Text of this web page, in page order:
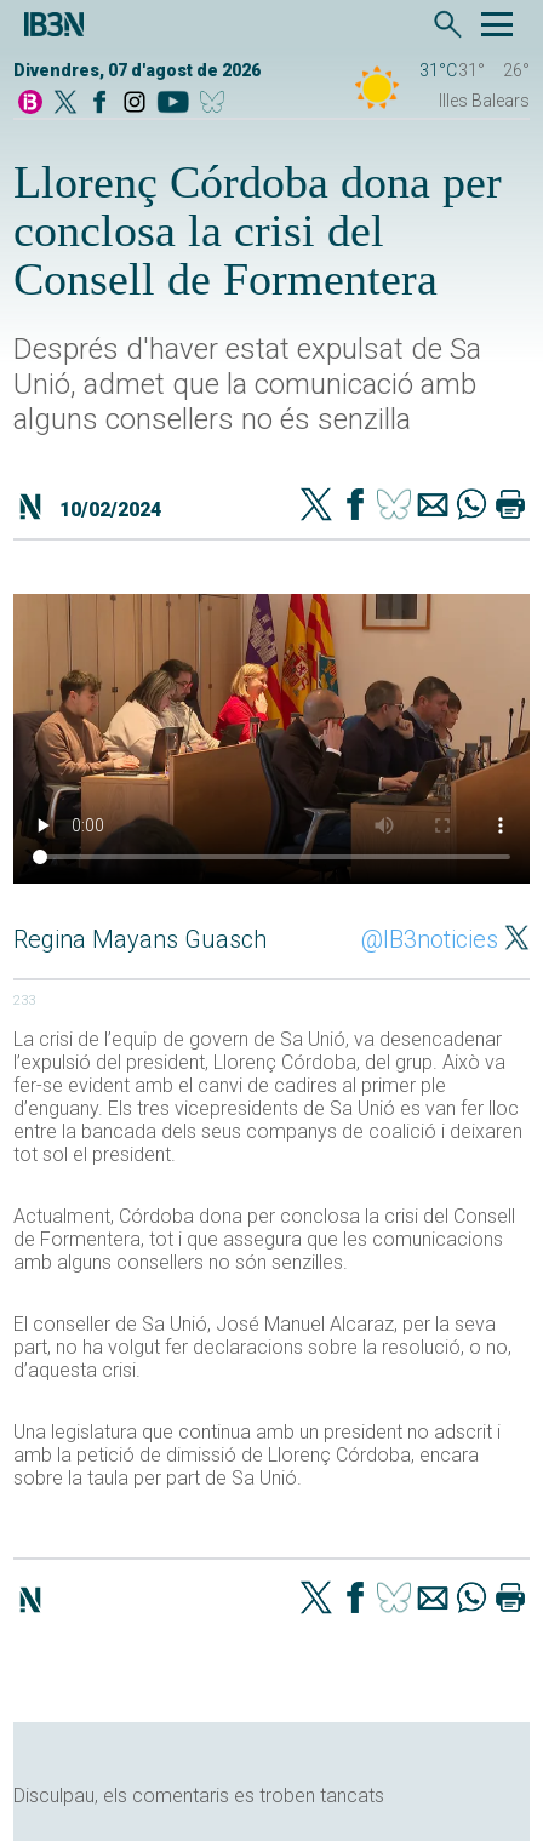
Divendres, 07 d'agost de 2026 31°C31°
26°
Illes Balears
Llorenç Córdoba dona per
conclosa la crisi del
Consell de Formentera
Després d'haver estat expulsat de Sa
Unió, admet que la comunicació amb
alguns consellers no és senzilla
10/02/2024
Regina Mayans Guasch @IB3noticies
233
La crisi de l’equip de govern de Sa Unió, va desencadenar
l’expulsió del president, Llorenç Córdoba, del grup. Això va
fer-se evident amb el canvi de cadires al primer ple
d’enguany. Els tres vicepresidents de Sa Unió es van fer lloc
entre la bancada dels seus companys de coalició i deixaren
tot sol el president.
Actualment, Córdoba dona per conclosa la crisi del Consell
de Formentera, tot i que assegura que les comunicacions
amb alguns consellers no són senzilles.
El conseller de Sa Unió, José Manuel Alcaraz, per la seva
part, no ha volgut fer declaracions sobre la resolució, o no,
d’aquesta crisi.
Una legislatura que continua amb un president no adscrit i
amb la petició de dimissió de Llorenç Córdoba, encara
sobre la taula per part de Sa Unió.
Disculpau, els comentaris es troben tancats